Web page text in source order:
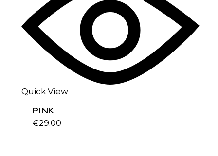
Quick View
PINK
€29.00